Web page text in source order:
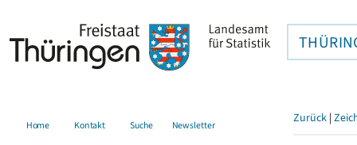
Home Kontakt Suche Newsletter Zurück |